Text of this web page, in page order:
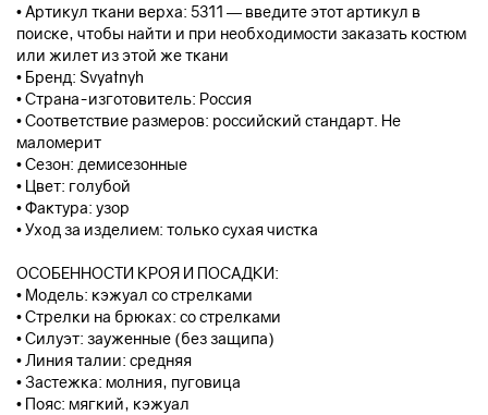
• Артикул ткани верха: 5311 — введите этот артикул в
поиске, чтобы найти и при необходимости заказать костюм
или жилет из этой же ткани
• Бренд: Svyatnyh
• Страна-изготовитель: Россия
• Соответствие размеров: российский стандарт. Не
маломерит
• Сезон: демисезонные
• Цвет: голубой
• Фактура: узор
• Уход за изделием: только сухая чистка
ОСОБЕННОСТИ КРОЯ И ПОСАДКИ:
• Модель: кэжуал со стрелками
• Стрелки на брюках: со стрелками
• Силуэт: зауженные (без защипа)
• Линия талии: средняя
• Застежка: молния, пуговица
• Пояс: мягкий, кэжуал